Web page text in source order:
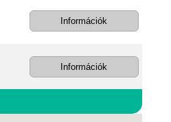
Információk
Információk